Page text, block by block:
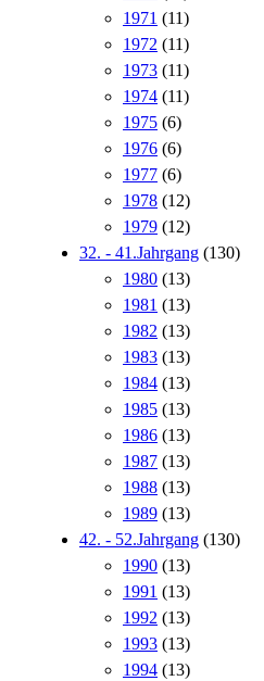
1971 (11)
1972 (11)
1973 (11)
1974 (11)
1975 (6)
1976 (6)
1977 (6)
1978 (12)
1979 (12)
32. - 41.Jahrgang (130)
1980 (13)
1981 (13)
1982 (13)
1983 (13)
1984 (13)
1985 (13)
1986 (13)
1987 (13)
1988 (13)
1989 (13)
42. - 52.Jahrgang (130)
1990 (13)
1991 (13)
1992 (13)
1993 (13)
1994 (13)